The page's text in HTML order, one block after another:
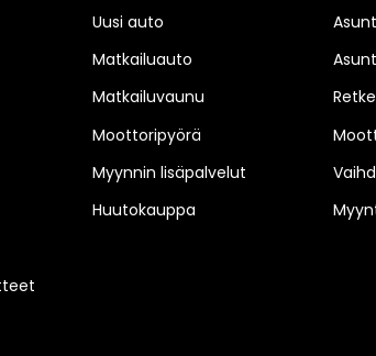
Uusi auto
Matkailuauto
Matkailuvaunu
Moottoripyörä
Myynnin lisäpalvelut
Huutokauppa